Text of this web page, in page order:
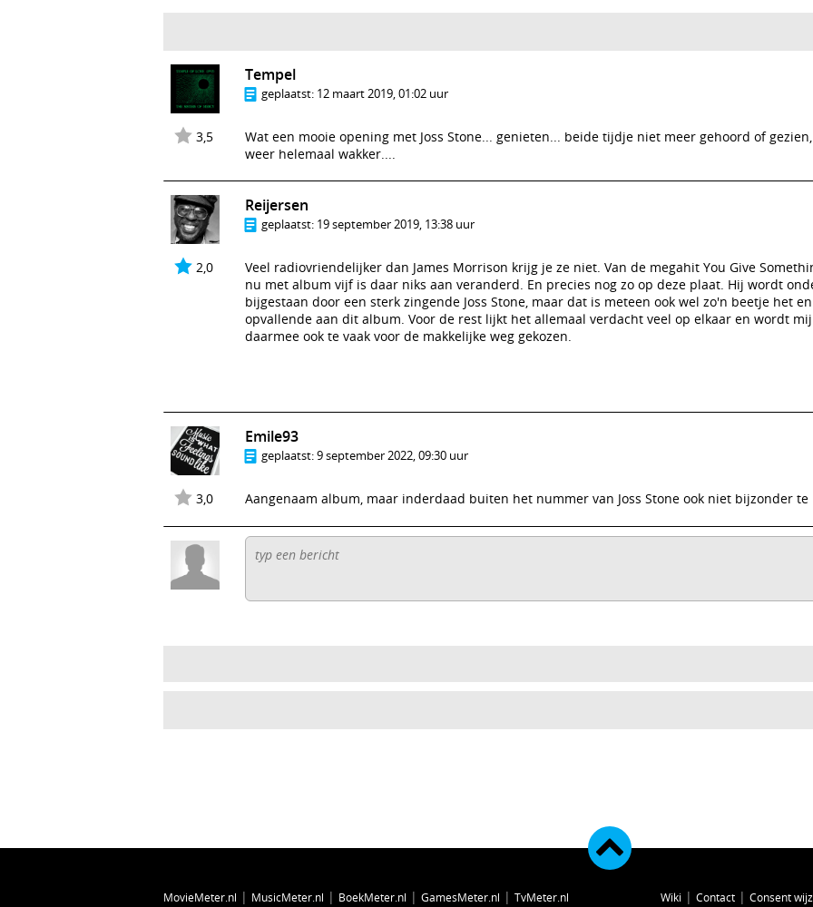
3,5
Tempel
geplaatst: 12 maart 2019, 01:02 uur
Wat een mooie opening met Joss Stone... genieten... beide tijdje niet meer gehoord of
weer helemaal wakker....
2,0
Reijersen
geplaatst: 19 september 2019, 13:38 uur
Veel radiovriendelijker dan James Morrison krijg je ze niet. Van de megahit You Give
nu met album vijf is daar niks aan veranderd. En precies nog zo op deze plaat. Hij wordt
bijgestaan door een sterk zingende Joss Stone, maar dat is meteen ook wel zo'n beetje het
opvallende aan dit album. Voor de rest lijkt het allemaal verdacht veel op elkaar en wordt
daarmee ook te vaak voor de makkelijke weg gekozen.
3,0
Emile93
geplaatst:9 september 2022, 09:30 uur
Aangenaam album, maar inderdaad buiten het nummer van Joss Stone ook niet bijzonder te
MovieMeter.nl | MusicMeter.nl | BoekMeter.nl | GamesMeter.nl | TvMeter.nl Wiki | Contact | Consent